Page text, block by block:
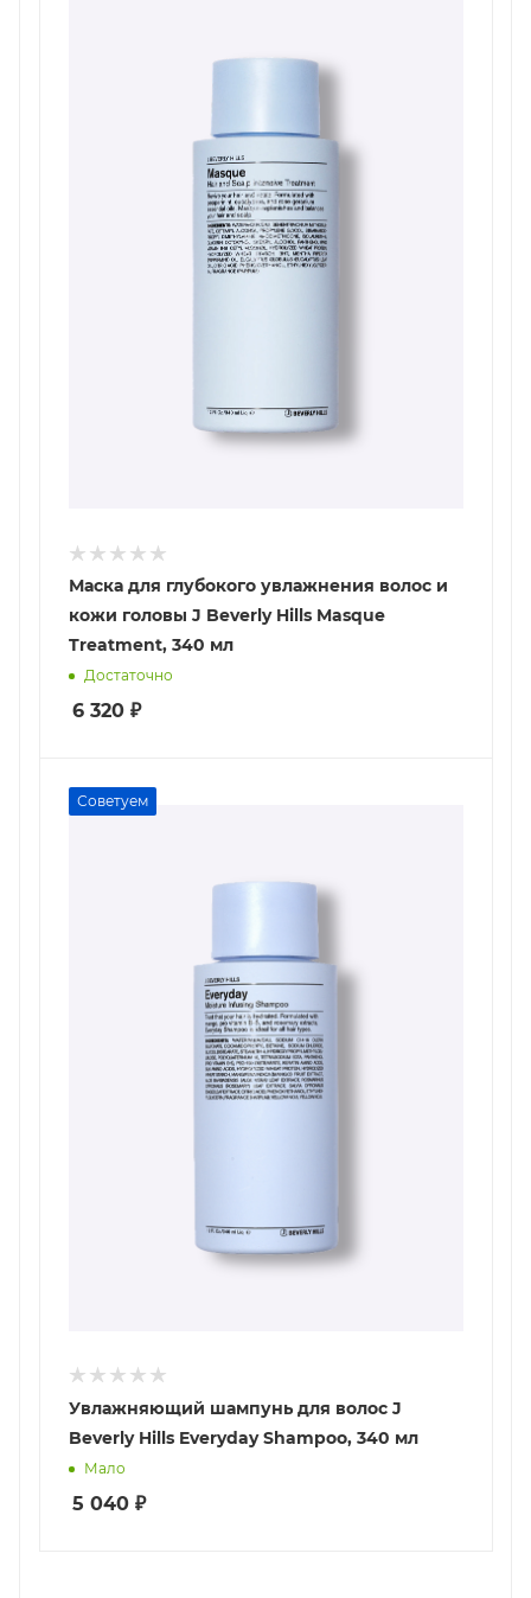
Маска для глубокого увлажнения волос и
кожи головы J Beverly Hills Masque
Treatment, 340 мл
Достаточно
6 320 ₽
Советуем
Увлажняющий шампунь для волос J
Beverly Hills Everyday Shampoo, 340 мл
Мало
5 040 ₽